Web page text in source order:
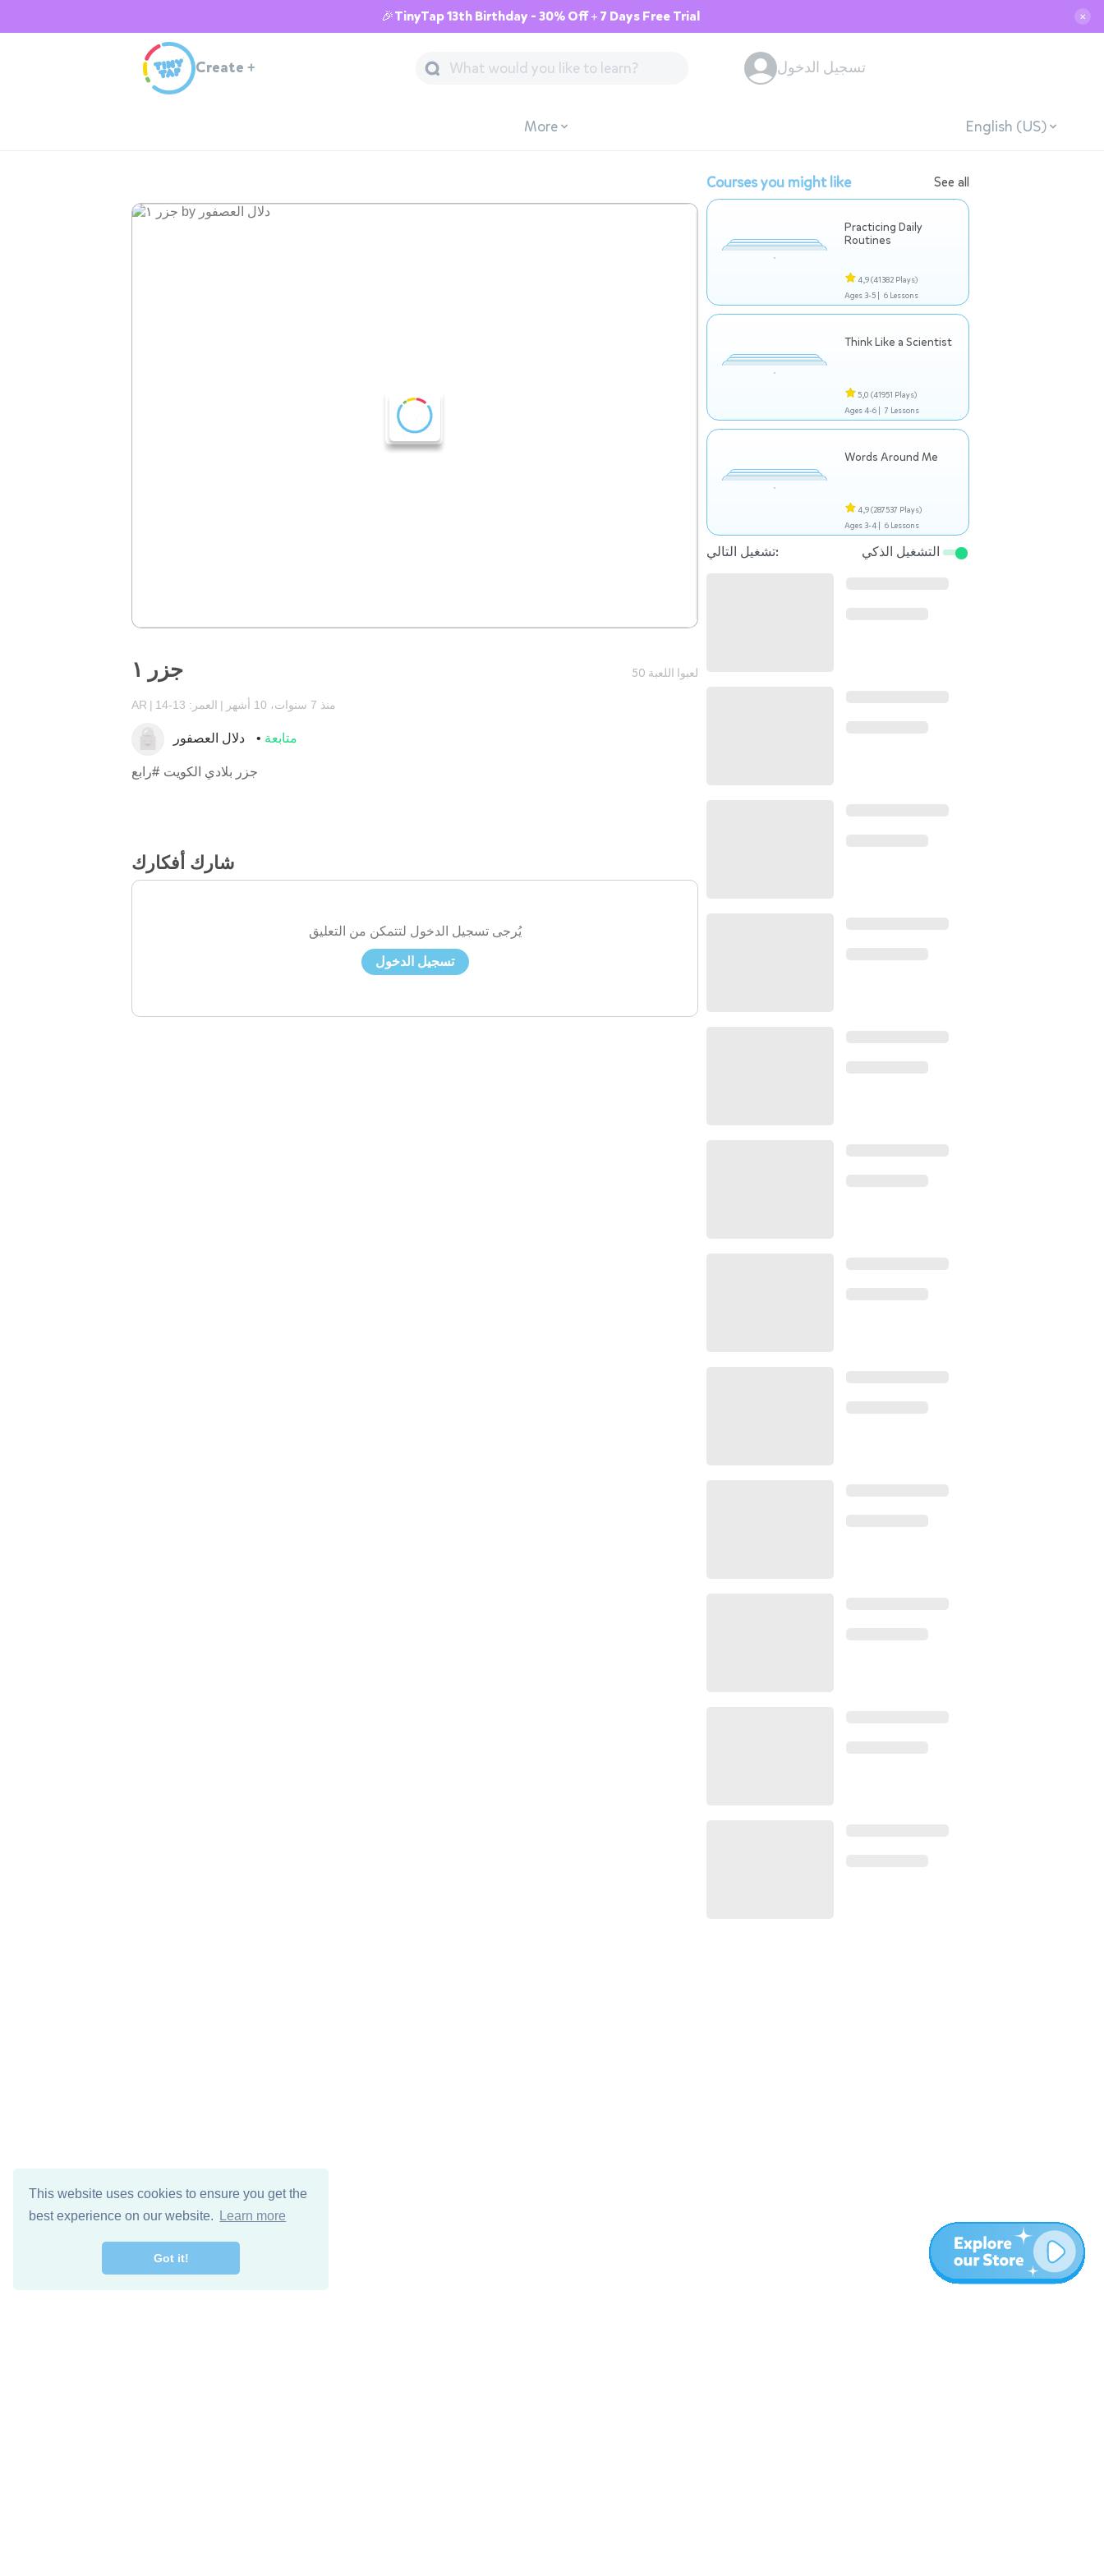
This website uses cookies to ensure you get the
best experience on our website.
Learn more
Got it!
🎉TinyTap 13th Birthday - 30% Off + 7 Days Free Trial ✕
Create + تسجيل الدخول
More English (US)
جزر ١ 50 لعبوا اللعبة
AR العمر: 13-14 منذ 7 سنوات، 10 أشهر
متابعة
جزر بلادي الكويت #رابع
شارك أفكارك
يُرجى تسجيل الدخول لتتمكن من التعليق
تسجيل الدخول
Courses you might like See all
Practicing Daily
Routines
4,9(41382 Plays)
Ages 3-5 | 6 Lessons
Think Like a Scientist
5,0 (41951 Plays)
Ages 4-6 | 7 Lessons
Words Around Me
4,9(287537 Plays)
Ages 3-4 | 6 Lessons
تشغيل التالي: